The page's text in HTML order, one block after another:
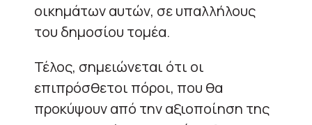
οικημάτων αυτών, σε υπαλλήλους
του δημοσίου τομέα.
Τέλος, σημειώνεται ότι οι
επιπρόσθετοι πόροι, που θα
προκύψουν από την αξιοποίηση της